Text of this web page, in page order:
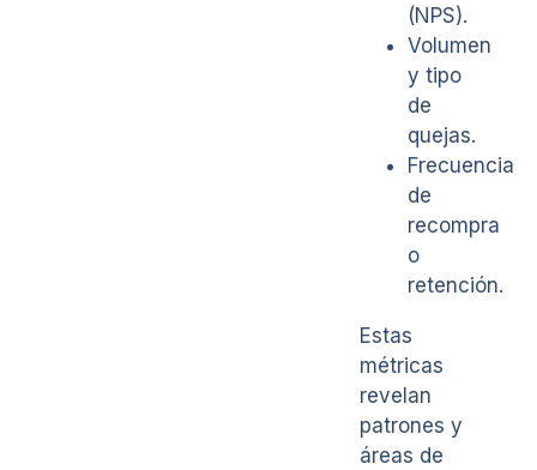
(NPS).
Volumen
y tipo
de
quejas.
Frecuencia
de
recompra
o
retención.
Estas
métricas
revelan
patrones y
áreas de